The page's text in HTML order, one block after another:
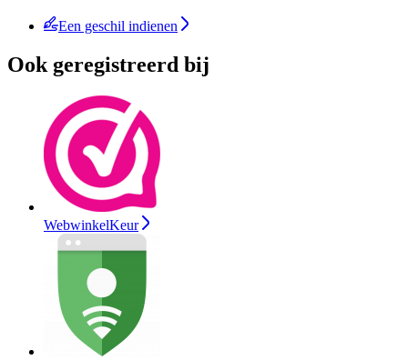
Een geschil indienen
Ook geregistreerd bij
WebwinkelKeur